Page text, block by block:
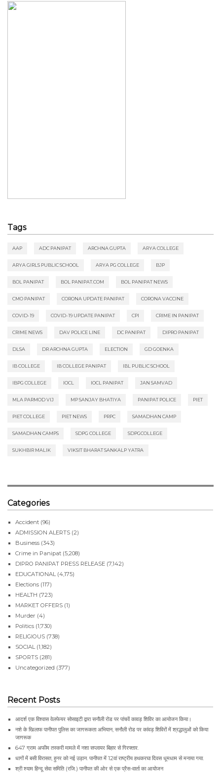
Tags
AAP ADC PANIPAT ARCHNA GUPTA ARYA COLLEGE
ARYA GIRLS PUBLIC SCHOOL ARYA PG COLLEGE BJP
BOL PANIPAT BOL PANIPAT.COM BOL PANIPAT NEWS
CMO PANIPAT CORONA UPDATE PANIPAT CORONA VACCINE
COVID-19 COVID-19 UPDATE PANIPAT CPI CRIME IN PANIPAT
CRIME NEWS DAV POLICE LINE DC PANIPAT DIPRO PANIPAT
DLSA DR ARCHNA GUPTA ELECTION GD GOENKA
IB COLLEGE IB COLLEGE PANIPAT IBL PUBLIC SCHOOL
IBPG COLLEGE IOCL IOCL PANIPAT JAN SAMVAD
MLA PARMOD VIJ MP SANJAY BHATIYA PANIPAT POLICE PIET
PIET COLLEGE PIET NEWS PRPC SAMADHAN CAMP
SAMADHAN CAMPS SDPG COLLEGE SDPGCOLLEGE
SUKHBIR MALIK VIKSIT BHARAT SANKALP YATRA
Categories
Accident (96)
ADMISSION ALERTS (2)
Business (343)
Crime in Panipat (5,208)
DIPRO PANIPAT PRESS RELEASE (7,142)
EDUCATIONAL (4,175)
Elections (117)
HEALTH (723)
MARKET OFFERS (1)
Murder (4)
Politics (1,730)
RELIGIOUS (738)
SOCIAL (1,182)
SPORTS (281)
Uncategorized (377)
Recent Posts
आदर्श एक विश्वास वेलफेयर सोसाइटी द्वारा सनौली रोड पर पांचवें कावड़ शिविर का आयोजन किया।
नशे के खिलाफ पानीपत पुलिस का जागरूकता अभियान, सनौली रोड पर कांवड़ शिविरों में श्रद्धालुओं को किया
जागरूक
647 ग्राम अफीम तस्करी मामले में नशा सप्लायर बिहार से गिरफ्तार.
धागों में बसी विरासत, हुनर को नई उड़ान. पानीपत में 12वां राष्ट्रीय हथकरघा दिवस धूमधाम से मनाया गया.
श्री श्याम हिन्दू सेवा समिति (रजि.) पानीपत की ओर से एक प्रैस-वार्ता का आयोजन